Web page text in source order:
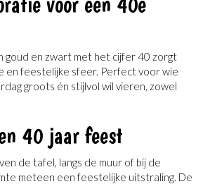
goud en zwart met het cijfer 40 zorgt
en feestelijke sfeer. Perfect voor wie
groots én stijlvol wil vieren, zowel
40 jaar feest
de tafel, langs de muur of bij de
meteen een feestelijke uitstraling. De